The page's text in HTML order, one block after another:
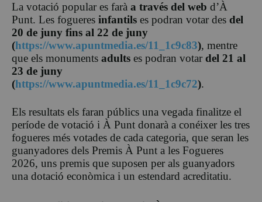
La votació popular es farà a través del web d’À
Punt. Les fogueres infantils es podran votar des del
20 de juny fins al 22 de juny
(https://www.apuntmedia.es/11_1c9c83), mentre
que els monuments adults es podran votar del 21 al
23 de juny
(https://www.apuntmedia.es/11_1c9c72).
Els resultats els faran públics una vegada finalitze el
període de votació i À Punt donarà a conéixer les tres
fogueres més votades de cada categoria, que seran les
guanyadores dels Premis À Punt a les Fogueres
2026, uns premis que suposen per als guanyadors
una dotació econòmica i un estendard acreditatiu.